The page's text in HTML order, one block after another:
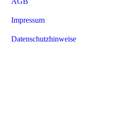
Impressum
Datenschutzhinweise